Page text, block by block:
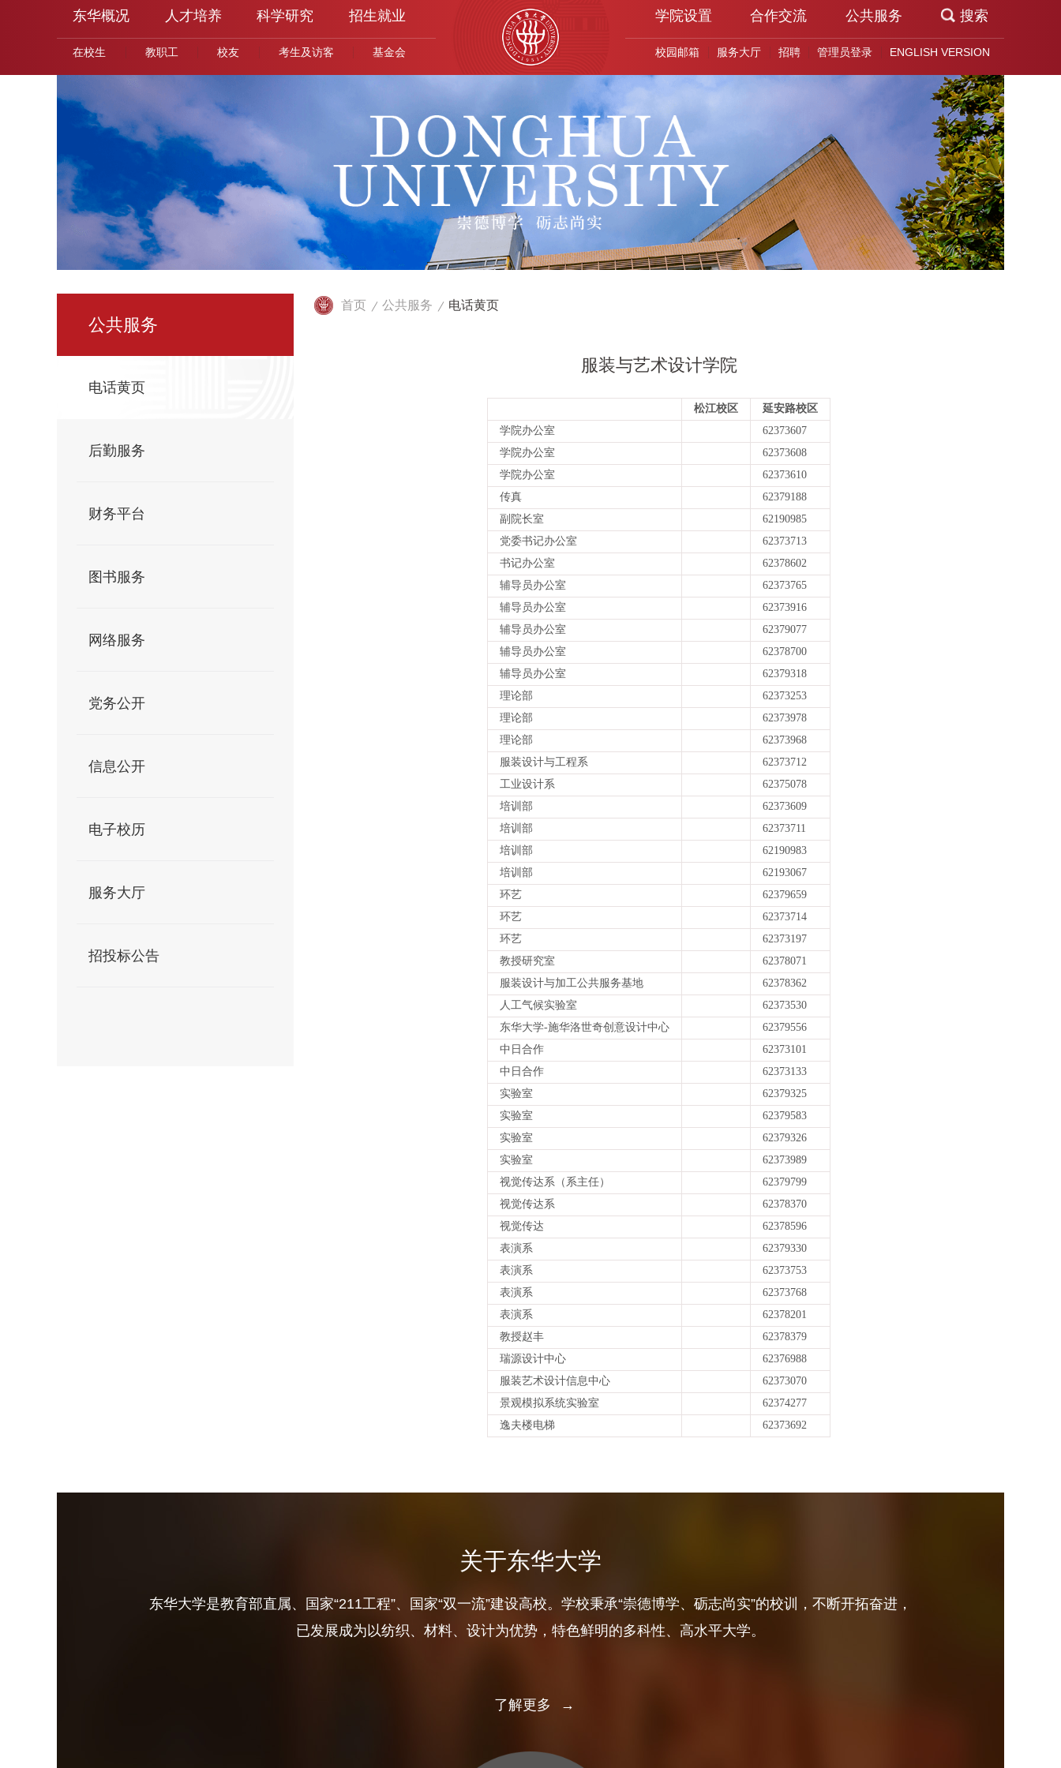
学院设置 合作交流 公共服务 搜索
校园邮箱 服务大厅 招聘 管理员登录 ENGLISH VERSION
东华概况 人才培养 科学研究 招生就业
在校生 教职工 校友 考生及访客 基金会
公共服务
电话黄页
后勤服务
财务平台
图书服务
网络服务
党务公开
信息公开
电子校历
服务大厅
招投标公告
首页 公共服务 电话黄页
服装与艺术设计学院
松江校区
延安路校区
学院办公室
62373607
学院办公室
62373608
学院办公室
62373610
传真
62379188
副院长室
62190985
党委书记办公室
62373713
书记办公室
62378602
辅导员办公室
62373765
辅导员办公室
62373916
辅导员办公室
62379077
辅导员办公室
62378700
辅导员办公室
62379318
理论部
62373253
理论部
62373978
理论部
62373968
服装设计与工程系
62373712
工业设计系
62375078
培训部
62373609
培训部
62373711
培训部
62190983
培训部
62193067
环艺
62379659
环艺
62373714
环艺
62373197
教授研究室
62378071
服装设计与加工公共服务基地
62378362
人工气候实验室
62373530
东华大学-施华洛世奇创意设计中心
62379556
中日合作
62373101
中日合作
62373133
实验室
62379325
实验室
62379583
实验室
62379326
实验室
62373989
视觉传达系（系主任）
62379799
视觉传达系
62378370
视觉传达
62378596
表演系
62379330
表演系
62373753
表演系
62373768
表演系
62378201
教授赵丰
62378379
瑞源设计中心
62376988
服装艺术设计信息中心
62373070
景观模拟系统实验室
62374277
逸夫楼电梯
62373692
关于东华大学
东华大学是教育部直属、国家“211工程”、国家“双一流”建设高校。学校秉承“崇德博学、砺志尚实”的校训，不断开拓奋进，
已发展成为以纺织、材料、设计为优势，特色鲜明的多科性、高水平大学。
了解更多 →